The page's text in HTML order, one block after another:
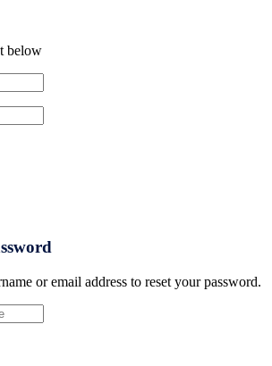
below
or email address to reset your password.